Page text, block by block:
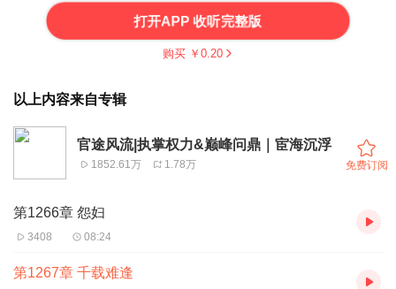
打开APP 收听完整版
购买 ￥ 0.20
以上内容来自专辑
官途风流|执掌权力&巅峰问鼎｜宦海沉浮
1852.61万 1.78万 免费订阅
第1266章 怨妇
3408 08:24
第1267章 千载难逢